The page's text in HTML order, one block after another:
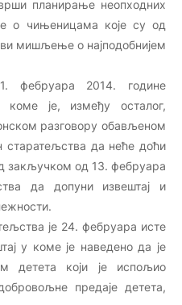
планирање неопходних
о чињеницама које су од
мишљење о најподобнијем
фебруара 2014. године
коме је, између осталог,
разговору обављеном
старатељства да неће доћи
закључком од 13. фебруара
да допуни извештај и
је 24. фебруара исте
у коме је наведено да је
детета који је испољио
предаје детета,